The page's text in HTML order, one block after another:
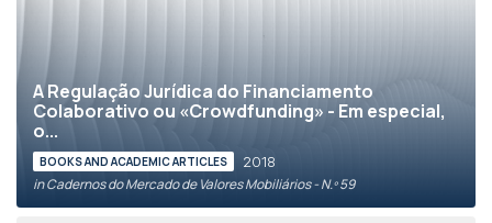
A Regulação Jurídica do Financiamento
Colaborativo ou «Crowdfunding» - Em especial,
o...
BOOKS AND ACADEMIC ARTICLES 2018
in Cadernos do Mercado de Valores Mobiliários - N.º 59